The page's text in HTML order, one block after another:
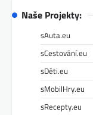
Naše Projekty:
sAuta.eu
sCestování.eu
sDěti.eu
sMobilHry.eu
sRecepty.eu